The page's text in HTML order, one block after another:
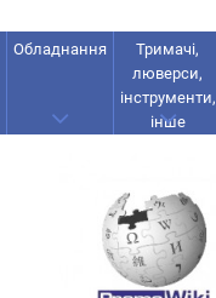
Обладнання
Тримачі,
люверси,
інструменти,
інше